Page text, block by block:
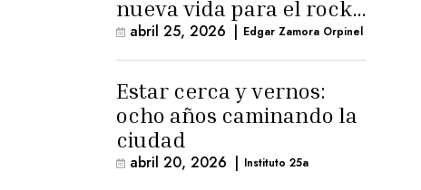
nueva vida para el rock
alternativo
abril 25, 2026 | Edgar Zamora Orpinel
Estar cerca y vernos:
ocho años caminando la
ciudad
abril 20, 2026 | Instituto 25a